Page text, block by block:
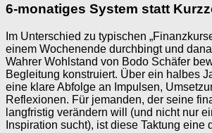
6-monatiges System statt
Im Unterschied zu typischen
einem Wochenende durchbingt und
Wahrer Wohlstand von Bodo Schäfer
Begleitung konstruiert. Über ein halbes
eine klare Abfolge an Impulsen,
Reflexionen. Für jemanden, der seine
langfristig verändern will (und nicht nur
Inspiration sucht), ist diese Taktung eine